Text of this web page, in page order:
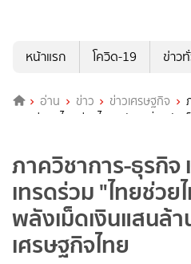
หน้าแรก
โควิด-19 ข่าว
อ่าน ข่าว ข่าวเศรษฐกิจ
เทรดร่วม "ไทยช่วยไทยพลัส" เพิ่มพลัง
ภาควิชาการ-ธุรกิจ
เทรดร่วม "ไทยช่ว
พลังเม็ดเงินแสนล้
เศรษฐกิจไทย